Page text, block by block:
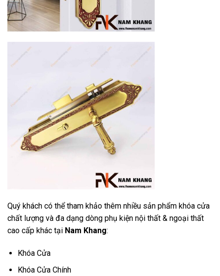
Quý khách có thể tham khảo thêm nhiều sản phẩm khóa cửa
chất lượng và đa dạng dòng phụ kiện nội thất & ngoại thất
cao cấp khác tại Nam Khang:
Khóa Cửa
Khóa Cửa Chính